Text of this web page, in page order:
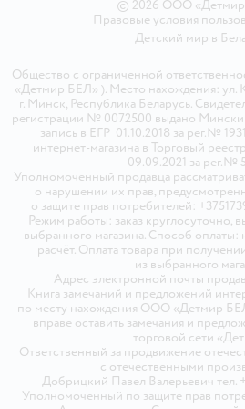
© 2026 ООО
Правовые условия
Детский мир в
Общество с ограниченной
«Детмир БЕЛ» ). Место нахождения: ул.
г. Минск, Республика Беларусь.
регистрации № 0072500 выдано
запись в ЕГР 01.10.2018 за рег.№
интернет-магазина в Торговый
09.09.2021 за рег.№
Уполномоченный продавца
о нарушении их прав,
о защите прав потребителей:
Режим работы: заказ круглосуточно,
выбранного магазина. Способ
расчёт. Оплата товара при
из выбранного
Адрес электронной почты
Книга замечаний и предложений
по месту нахождения ООО «Детмир
вправе оставить замечания и
торговой сети
Ответственный за продвижение
с отечественными
Добрицкий Павел Валерьевич тел.
Уполномоченный по защите прав